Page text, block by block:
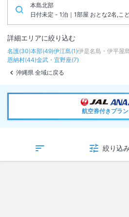
本島北部
日付未定 - 1泊｜1部屋 おとな2名,こ
詳細エリアに絞り込む
名護(30)本部(49)伊江島(1)伊是名島・伊平屋
恩納村(44)金武・宜野座(7)
沖縄県 全域に戻る
航空券付きプラン
絞り込み